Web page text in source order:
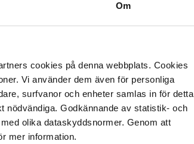
Om
cookies på denna webbplats. Cookies
Vi använder dem även för personliga
surfvanor och enheter samlas in för detta
Godkännande av statistik- och
olika dataskyddsnormer. Genom att
mer information.